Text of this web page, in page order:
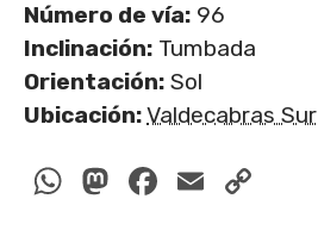
Número de vía: 96
Inclinación: Tumbada
Orientación: Sol
Ubicación:Valdecabras Sur
WhatsApp
Mastodon
Facebook
Email